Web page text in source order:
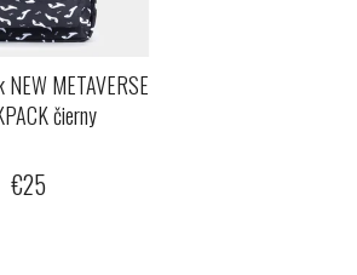
NEW METAVERSE
čierny
€25